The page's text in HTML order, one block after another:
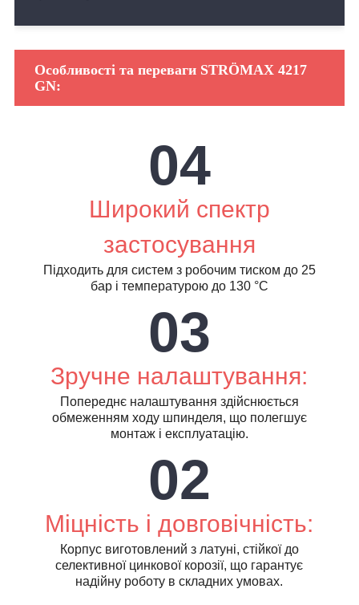
Особливості та переваги STRÖMAX 4217
GN:
02
Міцність і довговічність:
Корпус виготовлений з латуні, стійкої до
селективної цинкової корозії, що гарантує
надійну роботу в складних умовах.
03
Зручне налаштування:
Попереднє налаштування здійснюється
обмеженням ходу шпинделя, що полегшує
монтаж і експлуатацію.
04
Широкий спектр
застосування
Підходить для систем з робочим тиском до 25
бар і температурою до 130 °C